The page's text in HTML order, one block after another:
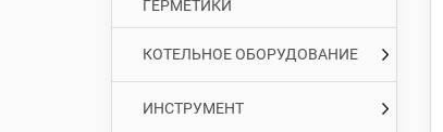
ГЕРМЕТИКИ
КОТЕЛЬНОЕ ОБОРУДОВАНИЕ
ИНСТРУМЕНТ